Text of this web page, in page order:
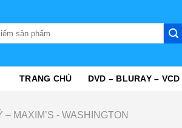
TRANG CHỦ DVD – BLURAY – VCD
– MAXIM’S - WASHINGTON